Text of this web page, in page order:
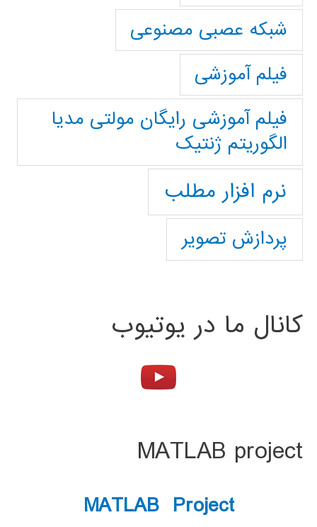
شبکه عصبی مصنوعی
فیلم آموزشی
فیلم آموزشی رایگان مولتی مدیا
الگوریتم ژنتیک
نرم افزار مطلب
پردازش تصویر
کانال ما در یوتیوب
MATLAB project
MATLAB Project